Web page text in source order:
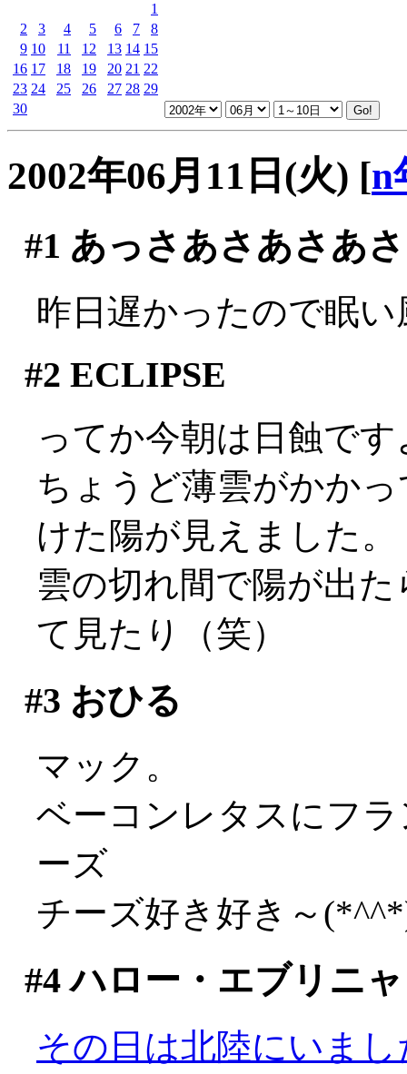
1
2
3 4 5 6 7
8
9 10 11 12 13 14 15
16 17 18 19 20 21 22
23 24 25 26 27 28 29
30
2002年06月11日(火) [n
#1 あっさあさあさあ
昨日遅かったので眠い
#2 ECLIPSE
ってか今朝は日蝕です
ちょうど薄雲がかか
けた陽が見えました。
雲の切れ間で陽が出
て見たり（笑）
#3 おひる
マック。
ベーコンレタスにフ
ーズ
チーズ好き好き～
#4ハロー・エブリニ
その日は北陸にいま